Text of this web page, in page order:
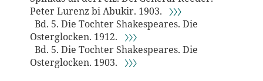
Peter Lurenz bi Abukir. 1903. 〉〉〉
Bd. 5. Die Tochter Shakespeares. Die
Osterglocken. 1912. 〉〉〉
Bd. 5. Die Tochter Shakespeares. Die
Osterglocken. 1903. 〉〉〉